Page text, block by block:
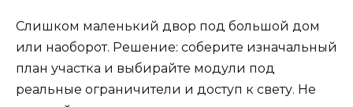
Слишком маленький двор под большой дом
или наоборот. Решение: соберите изначальный
план участка и выбирайте модули под
реальные ограничители и доступ к свету. Не